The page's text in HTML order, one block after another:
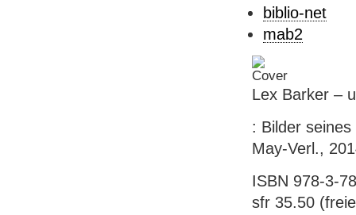
biblio-net
mab2
Lex Barker –
: Bilder
May-Verl.,
ISBN 978-3-
sfr 35.50